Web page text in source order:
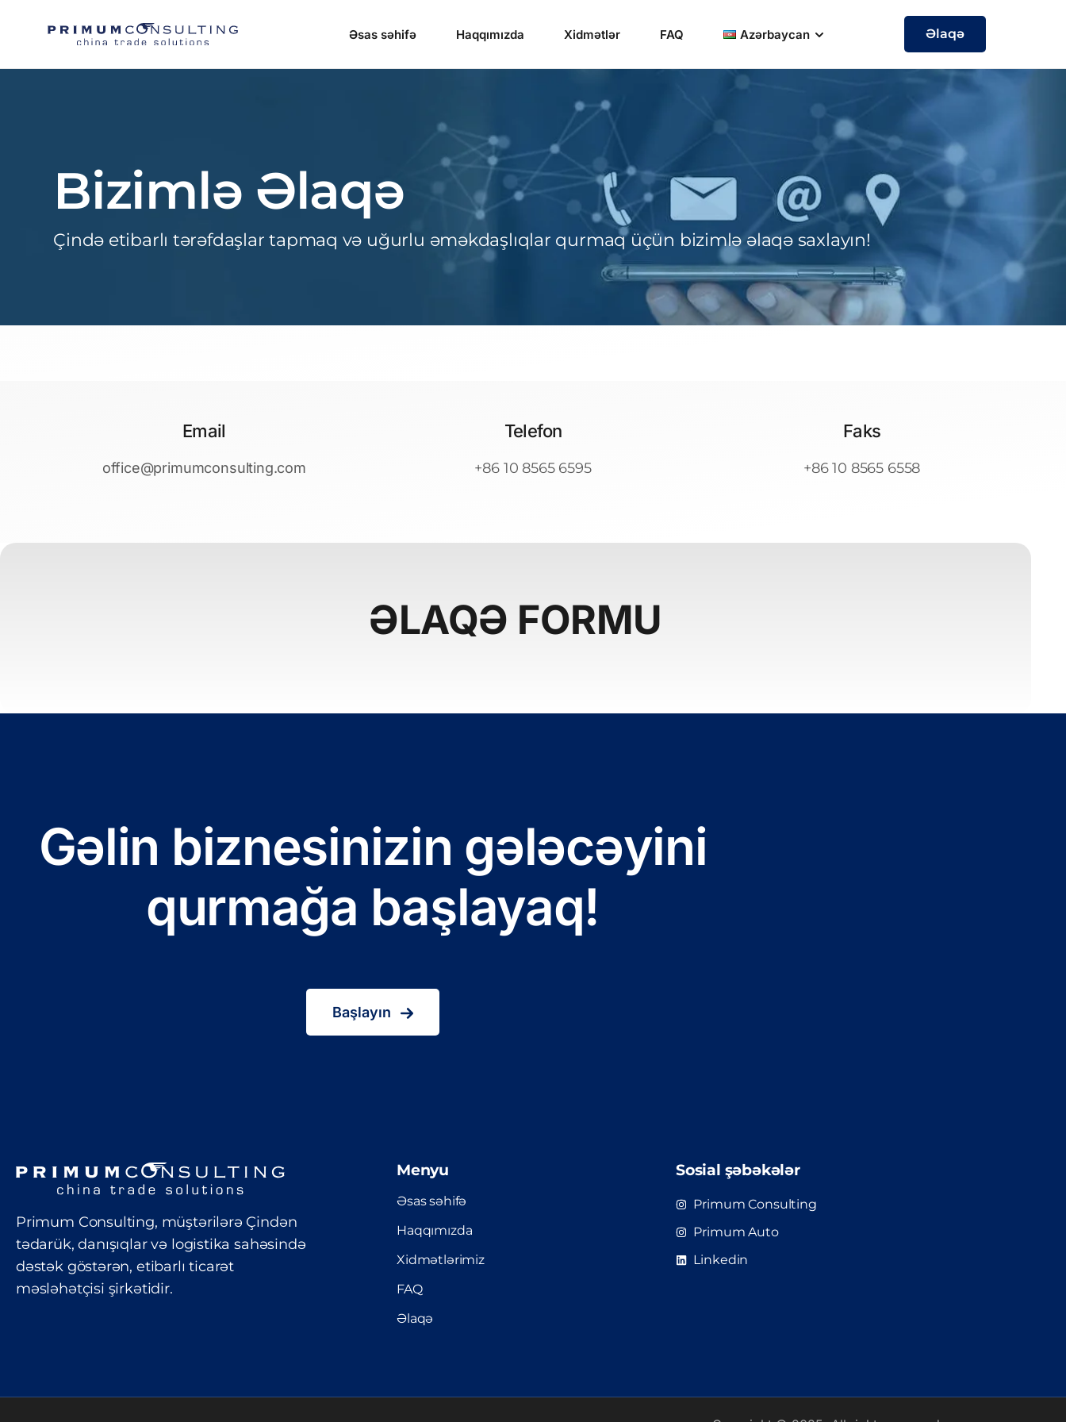
Əsas səhifə Haqqımızda Xidmətlər FAQ Azərbaycan Əlaqə
Bizimlə Əlaqə
Çində etibarlı tərəfdaşlar tapmaq və uğurlu əməkdaşlıqlar qurmaq üçün bizimlə əlaqə saxlayın!
Email
office@primumconsulting.com
Telefon
+86 10 8565 6595
Faks
+86 10 8565 6558
ƏLAQƏ FORMU
Gəlin biznesinizin gələcəyini
qurmağa başlayaq!
Başlayın
Primum Consulting, müştərilərə Çindən
tədarük, danışıqlar və logistika sahəsində
dəstək göstərən, etibarlı ticarət
məsləhətçisi şirkətidir.
Menyu
Əsas səhifə
Haqqımızda
Xidmətlərimiz
FAQ
Əlaqə
Sosial şəbəkələr
Primum Consulting
Primum Auto
Linkedin